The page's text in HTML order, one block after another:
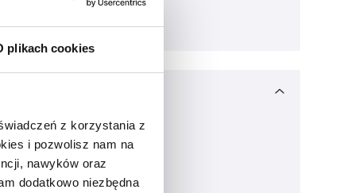
plikach cookies
z korzystania z
i pozwolisz nam na
nawyków oraz
dodatkowo niezbędna